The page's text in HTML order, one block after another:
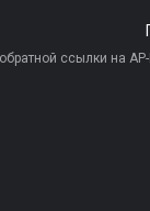
ссылки на